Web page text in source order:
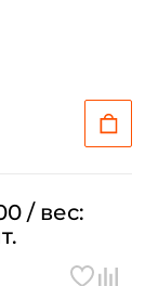
/ вес: